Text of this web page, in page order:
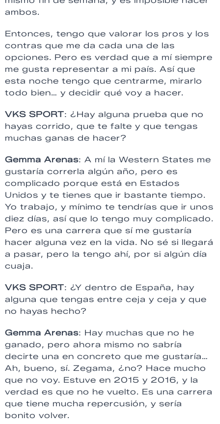
ambos.
Entonces, tengo que valorar los pros y los
contras que me da cada una de las
opciones. Pero es verdad que a mí siempre
me gusta representar a mi país. Así que
esta noche tengo que centrarme, mirarlo
todo bien… y decidir qué voy a hacer.
VKS SPORT: ¿Hay alguna prueba que no
hayas corrido, que te falte y que tengas
muchas ganas de hacer?
Gemma Arenas: A mí la Western States me
gustaría correrla algún año, pero es
complicado porque está en Estados
Unidos y te tienes que ir bastante tiempo.
Yo trabajo, y mínimo te tendrías que ir unos
diez días, así que lo tengo muy complicado.
Pero es una carrera que sí me gustaría
hacer alguna vez en la vida. No sé si llegará
a pasar, pero la tengo ahí, por si algún día
cuaja.
VKS SPORT: ¿Y dentro de España, hay
alguna que tengas entre ceja y ceja y que
no hayas hecho?
Gemma Arenas: Hay muchas que no he
ganado, pero ahora mismo no sabría
decirte una en concreto que me gustaría…
Ah, bueno, sí. Zegama, ¿no? Hace mucho
que no voy. Estuve en 2015 y 2016, y la
verdad es que no he vuelto. Es una carrera
que tiene mucha repercusión, y sería
bonito volver.